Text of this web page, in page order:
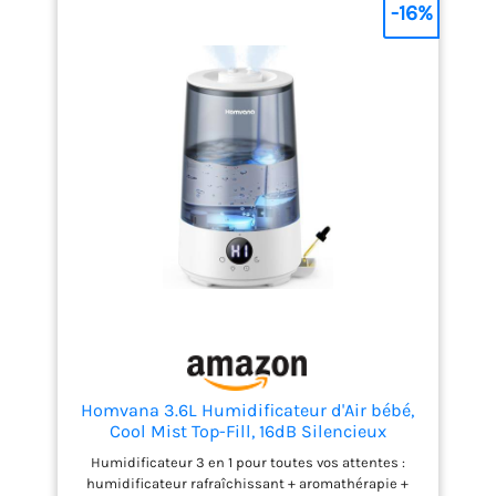
Homvana 3.6L Humidificateur d'Air bébé,
Cool Mist Top-Fill, 16dB Silencieux
Humidificateur 3 en 1 pour toutes vos attentes :
humidificateur rafraîchissant + aromathérapie +
-16%